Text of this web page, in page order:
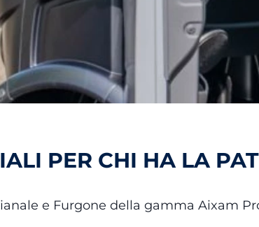
PER CHI HA LA
e Furgone della gamma Aixam